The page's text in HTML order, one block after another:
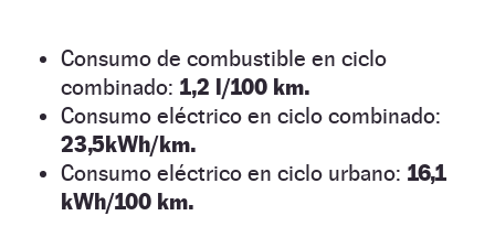
Consumo de combustible en ciclo
combinado: 1,2 l/100 km.
Consumo eléctrico en ciclo combinado:
23,5kWh/km.
Consumo eléctrico en ciclo urbano: 16,1
kWh/100 km.